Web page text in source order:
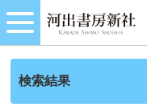
検索結果